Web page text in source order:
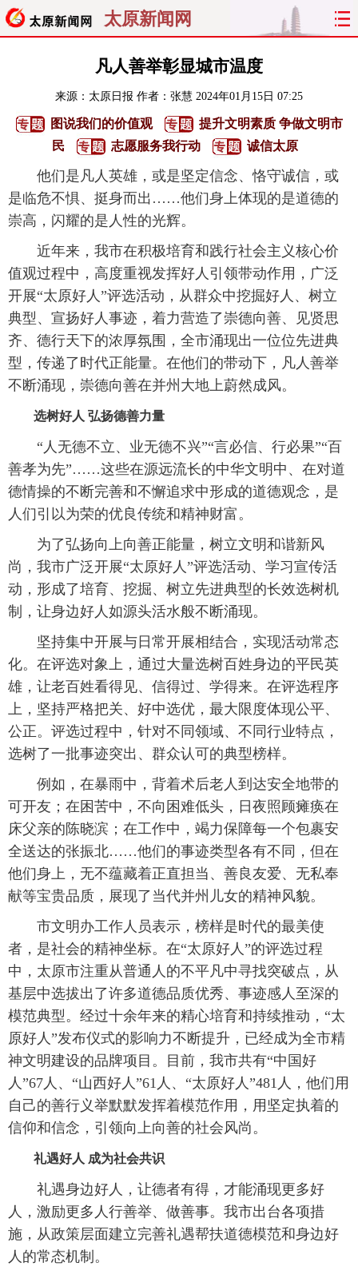
太原新闻网
聚焦 太原
经济 关注 文明 出行
纵横 曝光 综合
旅游 理财 政务 教育
看天下 晋月读
太原日报 太原晚报 热评 社区
凡人善举彰显城市温度
来源： 太原日报 作者：张慧 2024年01月15日 07:25
图说我们的价值观
提升文明素质 争做文明市
民
志愿服务我行动 诚信太原
他们是凡人英雄，或是坚定信念、恪守诚信，或
是临危不惧、挺身而出……他们身上体现的是道德的
崇高，闪耀的是人性的光辉。
近年来，我市在积极培育和践行社会主义核心价
值观过程中，高度重视发挥好人引领带动作用，广泛
开展“太原好人”评选活动，从群众中挖掘好人、树立
典型、宣扬好人事迹，着力营造了崇德向善、见贤思
齐、德行天下的浓厚氛围，全市涌现出一位位先进典
型，传递了时代正能量。在他们的带动下，凡人善举
不断涌现，崇德向善在并州大地上蔚然成风。
选树好人 弘扬德善力量
“人无德不立、业无德不兴”“言必信、行必果”“百
善孝为先”……这些在源远流长的中华文明中、在对道
德情操的不断完善和不懈追求中形成的道德观念，是
人们引以为荣的优良传统和精神财富。
为了弘扬向上向善正能量，树立文明和谐新风
尚，我市广泛开展“太原好人”评选活动、学习宣传活
动，形成了培育、挖掘、树立先进典型的长效选树机
制，让身边好人如源头活水般不断涌现。
坚持集中开展与日常开展相结合，实现活动常态
化。在评选对象上，通过大量选树百姓身边的平民英
雄，让老百姓看得见、信得过、学得来。在评选程序
上，坚持严格把关、好中选优，最大限度体现公平、
公正。评选过程中，针对不同领域、不同行业特点，
选树了一批事迹突出、群众认可的典型榜样。
例如，在暴雨中，背着术后老人到达安全地带的
可开友；在困苦中，不向困难低头，日夜照顾瘫痪在
床父亲的陈晓滨；在工作中，竭力保障每一个包裹安
全送达的张振北……他们的事迹类型各有不同，但在
他们身上，无不蕴藏着正直担当、善良友爱、无私奉
献等宝贵品质，展现了当代并州儿女的精神风貌。
市文明办工作人员表示，榜样是时代的最美使
者，是社会的精神坐标。在“太原好人”的评选过程
中，太原市注重从普通人的不平凡中寻找突破点，从
基层中选拔出了许多道德品质优秀、事迹感人至深的
模范典型。经过十余年来的精心培育和持续推动，“太
原好人”发布仪式的影响力不断提升，已经成为全市精
神文明建设的品牌项目。目前，我市共有“中国好
人”67人、“山西好人”61人、“太原好人”481人，他们用
自己的善行义举默默发挥着模范作用，用坚定执着的
信仰和信念，引领向上向善的社会风尚。
礼遇好人 成为社会共识
礼遇身边好人，让德者有得，才能涌现更多好
人，激励更多人行善举、做善事。我市出台各项措
施，从政策层面建立完善礼遇帮扶道德模范和身边好
人的常态机制。